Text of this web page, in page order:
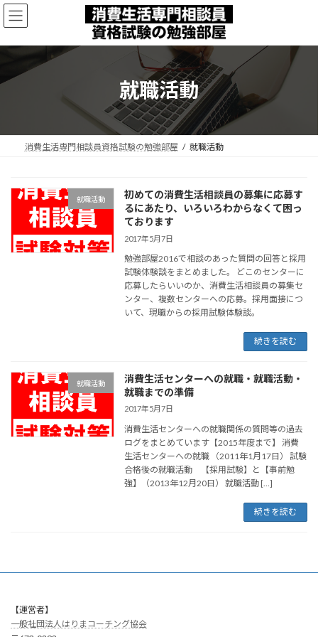
コ
ン
ン
へ
プ
ナ
ビ
ー
ョ
動
就職活動
消費生活専門相談員資格試験の勉強部屋 就職活動
就職活動
初めての消費生活相談員の募集に応募す
るにあたり、いろいろわからなくて困っ
ております
2017年5月7日
勉強部屋2016で相談のあった質問の回答と採用
試験体験談をまとめました。 どこのセンターに
応募したらいいのか、消費生活相談員の募集セ
ンター、複数センターへの応募。採用面接につ
いて、現職からの採用試験体験談。
続きを読む
就職活動
消費生活センターへの就職・就職活動・
就職までの準備
2017年5月7日
消費生活センターへの就職関係の質問等の過去
ログをまとめています【2015年度まで】 消費
生活センターへの就職 （2011年1月17日） 試験
合格後の就職活動 【採用試験】と【事前勉
強】（2013年12月20日） 就職活動 […]
続きを読む
【運営者】
一般社団法人はりまコーチング協会